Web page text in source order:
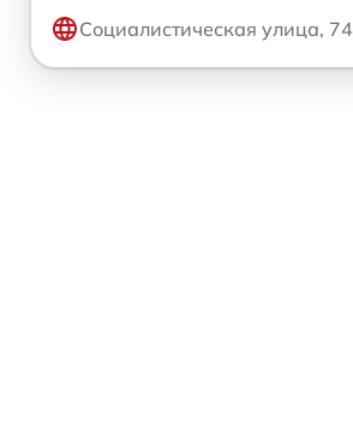
Социалистическая улица, 74